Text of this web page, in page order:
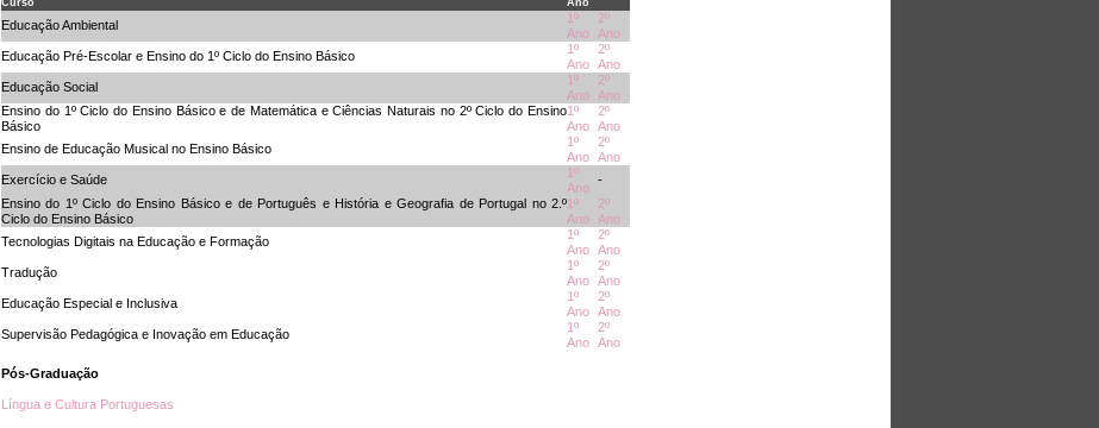
Curso Ano
Educação Ambiental
1º
Ano
2º
Ano
Educação Pré-Escolar e Ensino do 1º Ciclo do Ensino Básico
1º
Ano
2º
Ano
Educação Social
1º
Ano
2º
Ano
Ensino do 1º Ciclo do Ensino Básico e de Matemática e Ciências Naturais no 2º Ciclo do Ensino
Básico
1º
Ano
2º
Ano
Ensino de Educação Musical no Ensino Básico
1º
Ano
2º
Ano
Exercício e Saúde
1º
Ano
-
Ensino do 1º Ciclo do Ensino Básico e de Português e História e Geografia de Portugal no 2.º
Ciclo do Ensino Básico
1º
Ano
2º
Ano
Tecnologias Digitais na Educação e Formação
1º
Ano
2º
Ano
Tradução
1º
Ano
2º
Ano
Educação Especial e Inclusiva
1º
Ano
2º
Ano
Supervisão Pedagógica e Inovação em Educação
1º
Ano
2º
Ano
Pós-Graduação
Língua e Cultura Portuguesas